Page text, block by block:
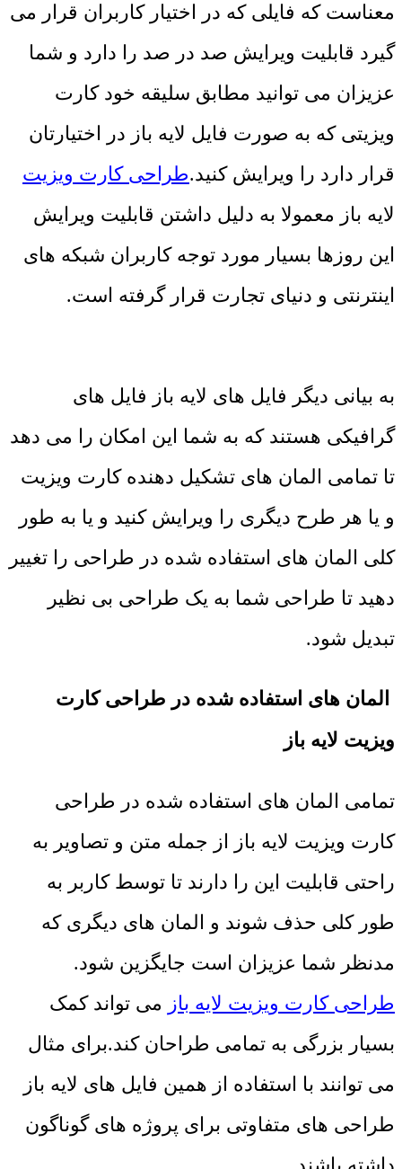
معناست که فایلی که در اختیار کاربران قرار می
گیرد قابلیت ویرایش صد در صد را دارد و شما
عزیزان می توانید مطابق سلیقه خود کارت
ویزیتی که به صورت فایل لایه باز در اختیارتان
قرار دارد را ویرایش کنید.طراحی کارت ویزیت
لایه باز معمولا به دلیل داشتن قابلیت ویرایش
این روزها بسیار مورد توجه کاربران شبکه های
اینترنتی و دنیای تجارت قرار گرفته است.
به بیانی دیگر فایل های لایه باز فایل های
گرافیکی هستند که به شما این امکان را می دهد
تا تمامی المان های تشکیل دهنده کارت ویزیت
و یا هر طرح دیگری را ویرایش کنید و یا به طور
کلی المان های استفاده شده در طراحی را تغییر
دهید تا طراحی شما به یک طراحی بی نظیر
تبدیل شود.
المان های استفاده شده در طراحی کارت
ویزیت لایه باز
تمامی المان های استفاده شده در طراحی
کارت ویزیت لایه باز از جمله متن و تصاویر به
راحتی قابلیت این را دارند تا توسط کاربر به
طور کلی حذف شوند و المان های دیگری که
مدنظر شما عزیزان است جایگزین شود.
طراحی کارت ویزیت لایه باز می تواند کمک
بسیار بزرگی به تمامی طراحان کند.برای مثال
می توانند با استفاده از همین فایل های لایه باز
طراحی های متفاوتی برای پروژه های گوناگون